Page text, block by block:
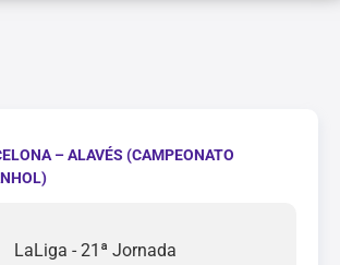
– ALAVÉS (CAMPEONATO
LaLiga - 21ª Jornada